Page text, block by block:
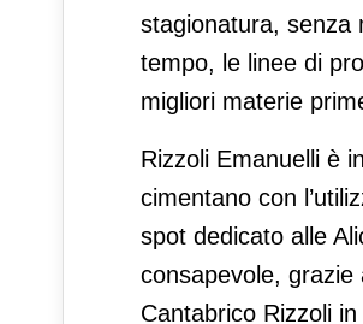
stagionatura, senza
tempo, le linee di
migliori materie
Rizzoli Emanuelli è
cimentano con
spot dedicato alle
consapevole,
Cantabrico Rizzoli in